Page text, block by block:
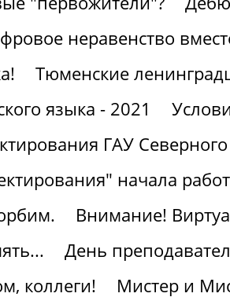
неравенство
Тюменские
языка - 2021
ГАУ
начала
Внимание!
День
коллеги!
Мистер и